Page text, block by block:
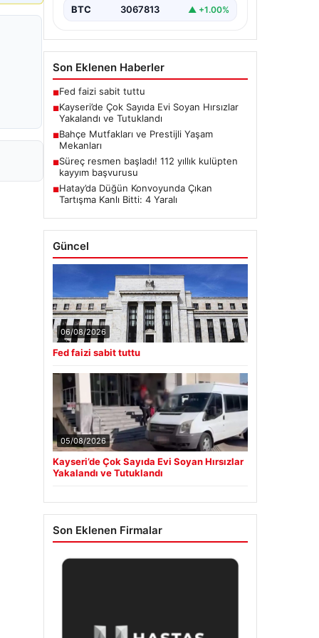
BTC 3067813 ▲ +1.00%
Son Eklenen Haberler
■Fed faizi sabit tuttu
■Kayseri’de Çok Sayıda Evi Soyan Hırsızlar
Yakalandı ve Tutuklandı
■Bahçe Mutfakları ve Prestijli Yaşam
Mekanları
■Süreç resmen başladı! 112 yıllık kulüpten
kayyım başvurusu
■Hatay’da Düğün Konvoyunda Çıkan
Tartışma Kanlı Bitti: 4 Yaralı
Güncel
06/08/2026
Fed faizi sabit tuttu
05/08/2026
Kayseri’de Çok Sayıda Evi Soyan Hırsızlar
Yakalandı ve Tutuklandı
Son Eklenen Firmalar